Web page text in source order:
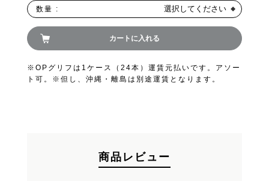
数量 : 選択してください
カートに入れる
※OPグリフは1ケース（24本）運賃元払いです。アソー
ト可。※但し、沖縄・離島は別途運賃となります。
お買い物を続ける
商品レビュー